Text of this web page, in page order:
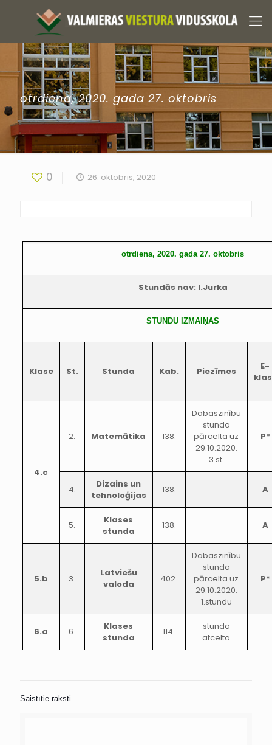
otrdiena, 2020. gada 27. oktobris
0 26. oktobris, 2020
otrdiena, 2020. gada 27. oktobris
Stundās nav: I.Jurka
STUNDU IZMAIŅAS
Klase St. Stunda Kab. Piezīmes
E-
4.c
2. Matemātika 138.
Dabaszinību
stunda
pārcelta uz
29.10.2020.
3.st.
P*
4.
Dizains un
tehnoloģijas
138. A
5.
Klases
stunda
138. A
5.b 3.
Latviešu
valoda
402.
Dabaszinību
stunda
pārcelta uz
29.10.2020.
1.stundu
P*
6.a 6.
Klases
stunda
114.
stunda
atcelta
Saistītie raksti